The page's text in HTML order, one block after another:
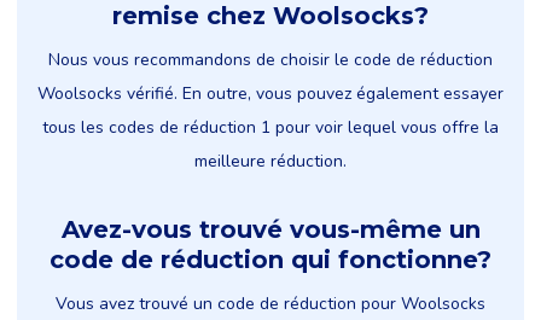
remise chez Woolsocks?
Nous vous recommandons de choisir le code de réduction
Woolsocks vérifié. En outre, vous pouvez également essayer
tous les codes de réduction 1 pour voir lequel vous offre la
meilleure réduction.
Avez-vous trouvé vous-même un
code de réduction qui fonctionne?
Vous avez trouvé un code de réduction pour Woolsocks